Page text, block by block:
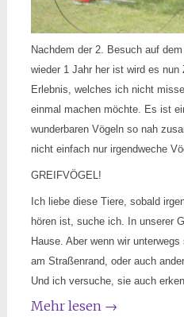
Nachdem der 2. Besuch auf
wieder 1 Jahr her ist wird es
Erlebnis, welches ich nicht
einmal machen möchte. Es ist
wunderbaren Vögeln so nah
nicht einfach nur irgendweche
GREIFVÖGEL!
Ich liebe diese Tiere, sobald
hören ist, suche ich. In unserer
Hause. Aber wenn wir
am Straßenrand, oder auch
Und ich versuche, sie auch
Mehr lesen →